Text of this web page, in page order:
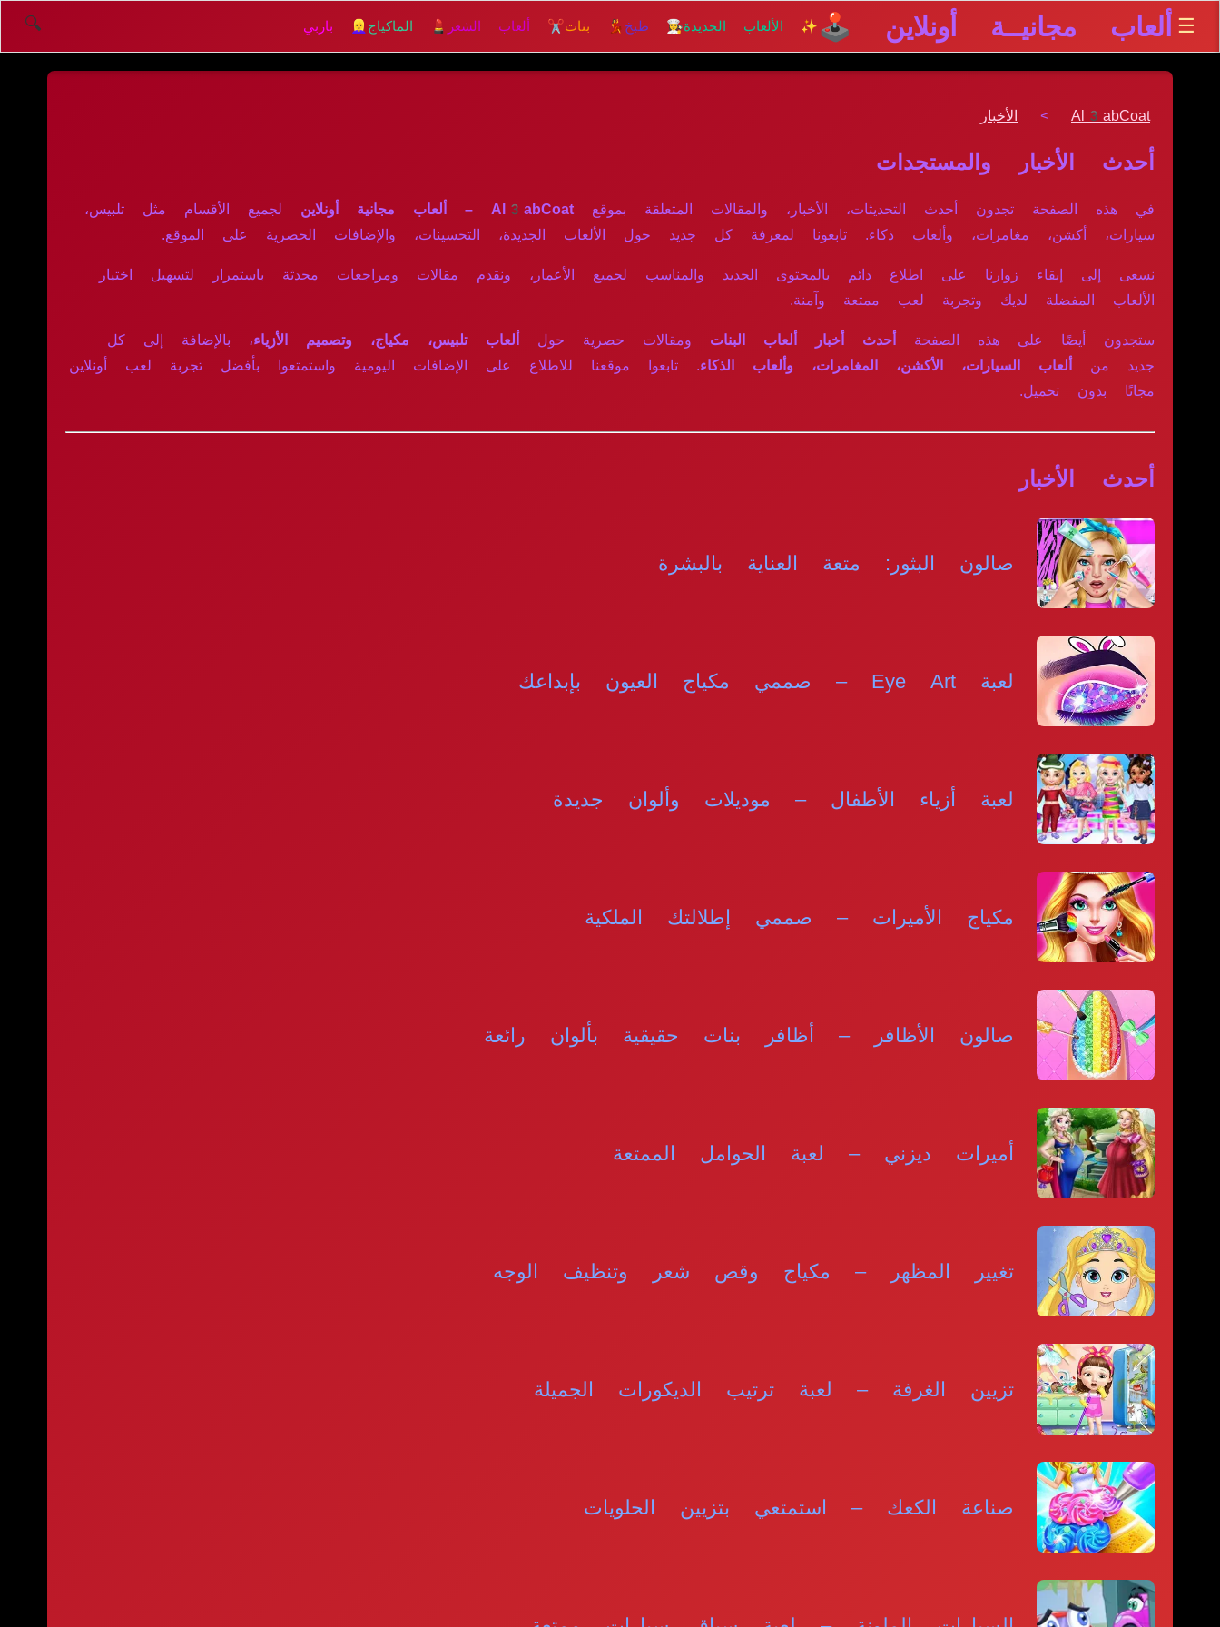
☰ ألعاب مجانيــة أونلاين 🕹️ ✨ الألعاب الجديدة👩‍🍳 طبخ 💃 بنات✂️ ألعاب الشعر 💄 الماكياج 👱‍♀️ باربي 🔍
Al3abCoat
> الأخبار
أحدث الأخبار والمستجدات
في هذه الصفحة تجدون أحدث التحديثات، الأخبار، والمقالات المتعلقة بموقعAl3abCoat – ألعاب مجانية أونلاين
لجميع الأقسام مثل تلبيس،
سيارات، أكشن، مغامرات، وألعاب ذكاء. تابعونا لمعرفة كل جديد حول الألعاب الجديدة، التحسينات، والإضافات الحصرية على الموقع.
نسعى إلى إبقاء زوارنا على اطلاع دائم بالمحتوى الجديد والمناسب لجميع الأعمار، ونقدم مقالات ومراجعات محدثة باستمرار لتسهيل اختيار
الألعاب المفضلة لديك وتجربة لعب ممتعة وآمنة.
ستجدون أيضًا على هذه الصفحة أحدث أخبار ألعاب البنات ومقالات حصرية حول ألعاب تلبيس، مكياج، وتصميم الأزياء، بالإضافة إلى كل
جديد من
ألعاب السيارات، الأكشن، المغامرات، وألعاب الذكاء. تابعوا موقعنا للاطلاع على الإضافات اليومية واستمتعوا بأفضل تجربة لعب أونلاين
مجانًا بدون تحميل.
أحدث الأخبار
صالون البثور: متعة العناية بالبشرة
لعبة Eye Art – صممي مكياج العيون بإبداعك
لعبة أزياء الأطفال – موديلات وألوان جديدة
مكياج الأميرات – صممي إطلالتك الملكية
صالون الأظافر – أظافر بنات حقيقية بألوان رائعة
أميرات ديزني – لعبة الحوامل الممتعة
تغيير المظهر – مكياج وقص شعر وتنظيف الوجه
تزيين الغرفة – لعبة ترتيب الديكورات الجميلة
صناعة الكعك – استمتعي بتزيين الحلويات